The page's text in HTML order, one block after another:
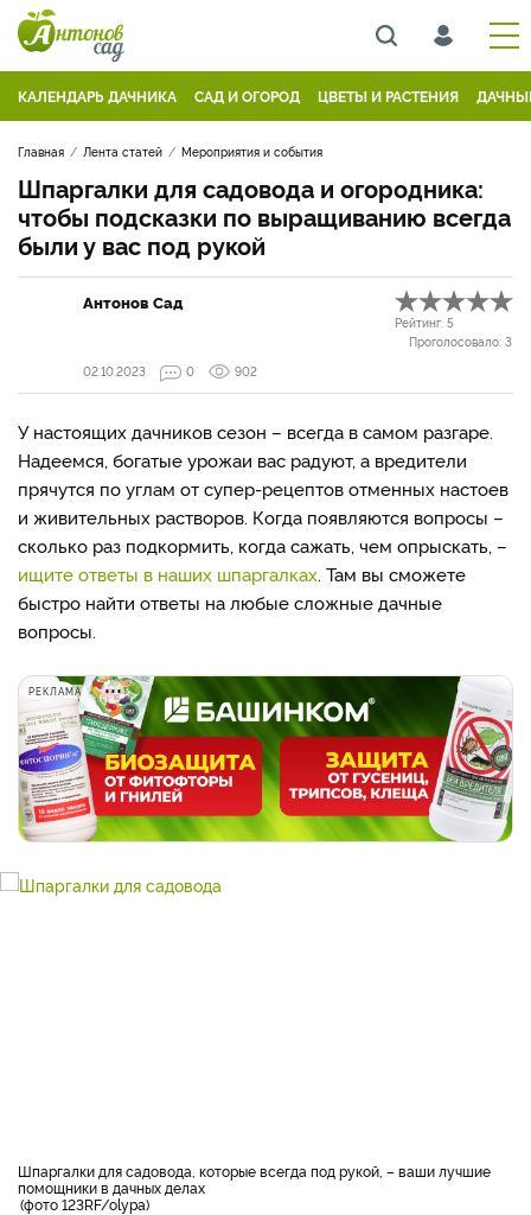
КАЛЕНДАРЬ ДАЧНИКА САД И ОГОРОД ЦВЕТЫ И РАСТЕНИЯ
Главная Лента статей Мероприятия и события
Шпаргалки для садовода и огородника:
чтобы подсказки по выращиванию всегда
были у вас под рукой
Антонов Сад
Рейтинг: 5
Проголосовало: 3
02.10.2023
0 902
У настоящих дачников сезон – всегда в самом разгаре.
Надеемся, богатые урожаи вас радуют, а вредители
прячутся по углам от супер-рецептов отменных настоев
и живительных растворов. Когда появляются вопросы –
сколько раз подкормить, когда сажать, чем опрыскать, –
ищите ответы в наших шпаргалках. Там вы сможете
быстро найти ответы на любые сложные дачные
вопросы.
РЕКЛАМА
Шпаргалки для садовода, которые всегда под рукой, – ваши лучшие
помощники в дачных делах
фото 123RF/olypa